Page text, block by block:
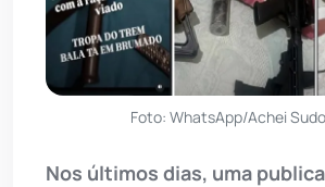
Foto: WhatsApp/Achei
Nos últimos dias, uma